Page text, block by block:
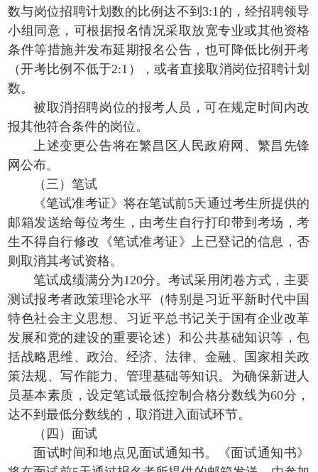
数与岗位招聘计划数的比例达不到3:1的，经招聘领导
小组同意，可根据报名情况采取放宽专业或其他资格
条件等措施并发布延期报名公告，也可降低比例开考
（开考比例不低于2:1），或者直接取消岗位招聘计划
数。
被取消招聘岗位的报考人员，可在规定时间内改
报其他符合条件的岗位。
上述变更公告将在繁昌区人民政府网、繁昌先锋
网公布。
（三）笔试
《笔试准考证》将在笔试前5天通过考生所提供的
邮箱发送给每位考生，由考生自行打印带到考场，考
生不得自行修改《笔试准考证》上已登记的信息，否
则取消其考试资格。
笔试成绩满分为120分。考试采用闭卷方式，主要
测试报考者政策理论水平（特别是习近平新时代中国
特色社会主义思想、习近平总书记关于国有企业改革
发展和党的建设的重要论述）和公共基础知识等，包
括战略思维、政治、经济、法律、金融、国家相关政
策法规、写作能力、管理基础等知识。为确保新进人
员基本素质，设定笔试最低控制合格分数线为60分，
达不到最低分数线的，取消进入面试环节。
（四）面试
面试时间和地点见面试通知书。《面试通知书》